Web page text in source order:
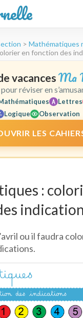
> Mathématiques
en fonction des
vacances Ma
réviser en
Lettres
Logique
Observation
LES
:
ou il faudra